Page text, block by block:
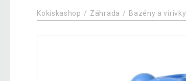
Kokiskashop Záhrada Bazény a vírivky